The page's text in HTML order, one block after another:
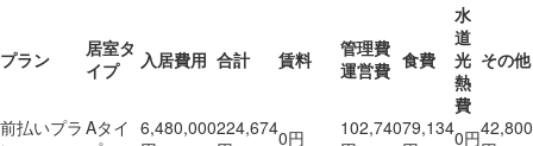
プラン
居室タ
イプ
入居費用 合計 賃料
管理費
運営費 食費
水
道
光
熱
費
その他
前払いプラ Aタイ 6,480,000224,6740円
102,74079,1340円42,800